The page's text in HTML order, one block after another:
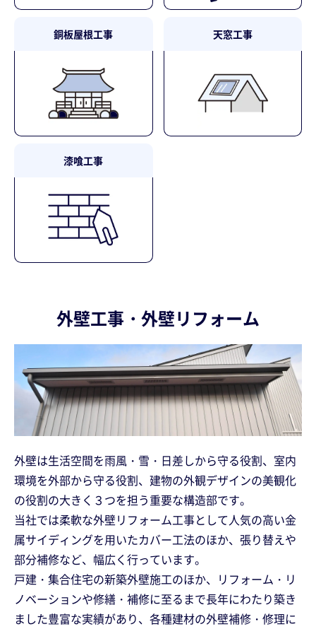
銅板屋根工事 天窓工事
漆喰工事
外壁工事・外壁リフォーム
外壁は生活空間を雨風・雪・日差しから守る役割、室内
環境を外部から守る役割、建物の外観デザインの美観化
の役割の大きく３つを担う重要な構造部です。
当社では柔軟な外壁リフォーム工事として人気の高い金
属サイディングを用いたカバー工法のほか、張り替えや
部分補修など、幅広く行っています。
戸建・集合住宅の新築外壁施工のほか、リフォーム・リ
ノベーションや修繕・補修に至るまで長年にわたり築き
ました豊富な実績があり、各種建材の外壁補修・修理に